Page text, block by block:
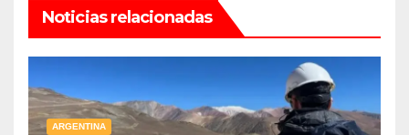
Noticias relacionadas
ARGENTINA